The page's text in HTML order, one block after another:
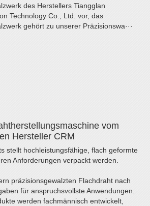
des Herstellers Tiangglan
Technology Co., Ltd. vor, das
gehört zu unserer Präzisionswa···
vom
Hersteller CRM
stellt hochleistungsfähige, flach geformte
Anforderungen verpackt werden.
präzisionsgewalzten Flachdraht nach
für anspruchsvollste Anwendungen.
werden fachmännisch entwickelt,